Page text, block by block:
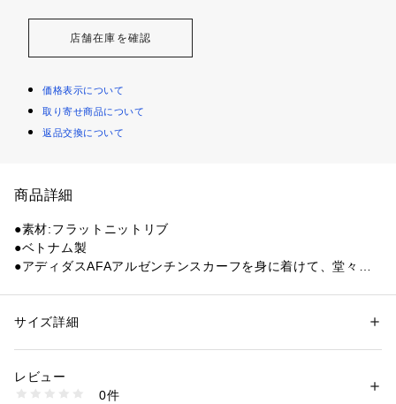
店舗在庫を確認
価格表示について
取り寄せ商品について
返品交換について
商品詳細
●素材:フラットニットリブ
●ベトナム製
●アディダスAFAアルゼンチンスカーフを身に着けて、堂々と
も声高らかに応援できるように作られている。
りのアクセサリー。
●エンジニアード パフォーマンス ロゴとエンブレムをあしらっ
性別：レディース
ー・フットサルレプリカウェア・グッズ
1540000462894
サイズ詳細
レビュー
0件